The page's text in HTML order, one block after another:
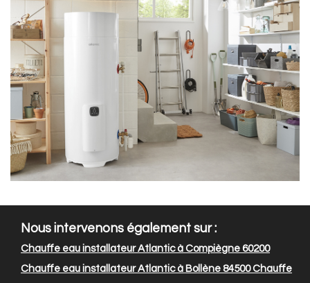
Nous intervenons également sur :
Chauffe eau installateur Atlantic à Compiègne 60200
Chauffe eau installateur Atlantic à Bollène 84500Chauffe